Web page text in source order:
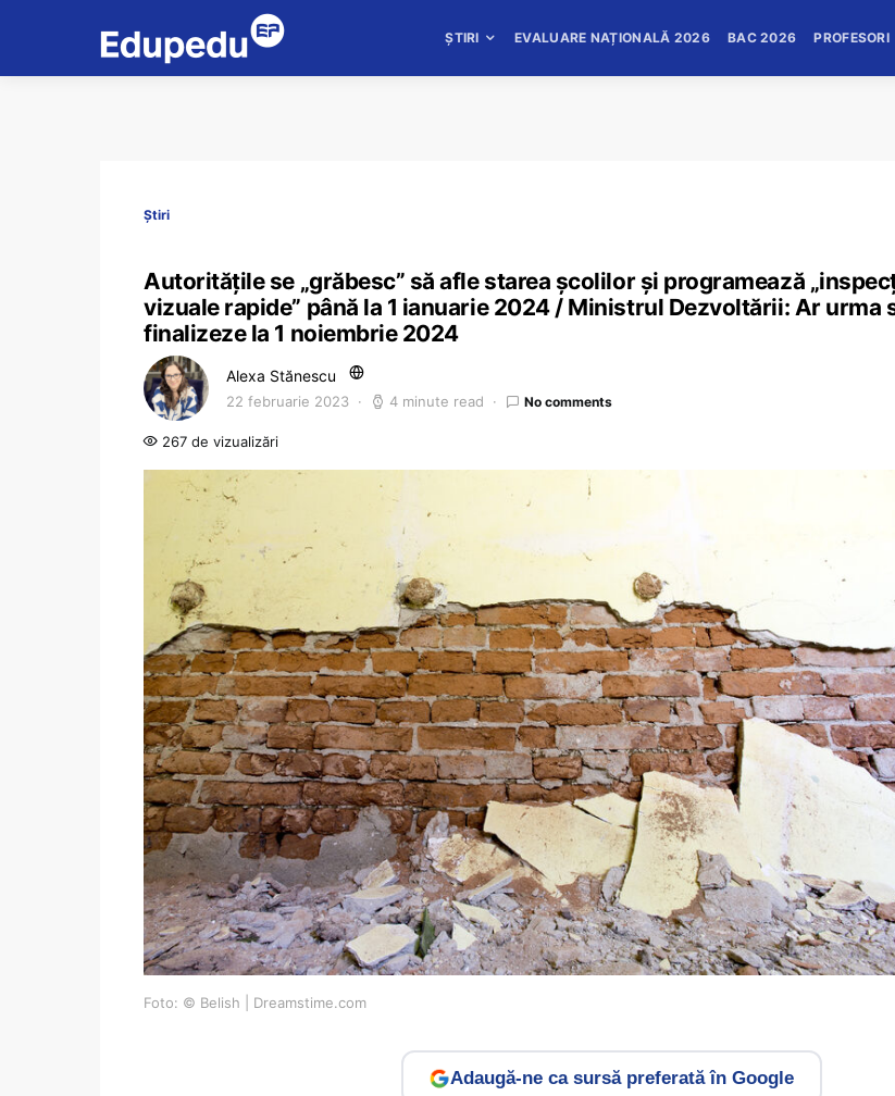
ȘTIRI EVALUARE NAȚIONALĂ 2026 BAC 2026 PROFESORI
Știri
Autoritățile se „grăbesc” să afle starea școlilor și programează
vizuale rapide” până la 1 ianuarie 2024 / Ministrul Dezvoltării: Ar urma
finalizeze la 1 noiembrie 2024
Alexa Stănescu
22 februarie 2023 4 minute read No comments
267 de vizualizări
Foto: © Belish | Dreamstime.com
Adaugă-ne ca sursă preferată în Google